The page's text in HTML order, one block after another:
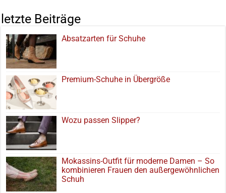
letzte Beiträge
Absatzarten für Schuhe
Premium-Schuhe in Übergröße
Wozu passen Slipper?
Mokassins-Outfit für moderne Damen – So
kombinieren Frauen den außergewöhnlichen
Schuh